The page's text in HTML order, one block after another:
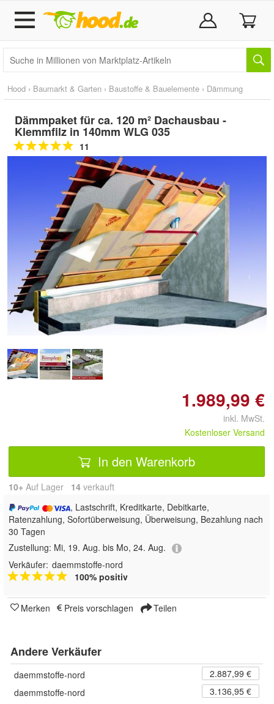
Hood › Baumarkt & Garten › Baustoffe & Bauelemente › Dämmung
Dämmpaket für ca. 120 m² Dachausbau -
Klemmfilz in 140mm WLG 035
11
Doppelt antippen zum
vergrößern
1.989,99 €
inkl. MwSt.
Kostenloser Versand
In den Warenkorb
10+ Auf Lager 14 verkauft
, Lastschrift, Kreditkarte, Debitkarte,
Ratenzahlung, Sofortüberweisung, Überweisung, Bezahlung nach
30 Tagen
Zustellung: Mi, 19. Aug. bis Mo, 24. Aug.
Verkäufer: daemmstoffe-nord
100% positiv
Merken Preis vorschlagen Teilen
Andere Verkäufer
daemmstoffe-nord
2.887,99 €
daemmstoffe-nord
3.136,95 €